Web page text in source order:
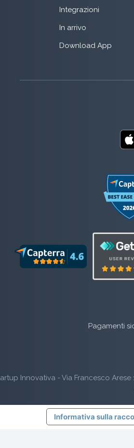
Integrazioni
In arrivo
Download App
Pagamenti
Innovativa - Via Francesco Arese
Informativa sulla